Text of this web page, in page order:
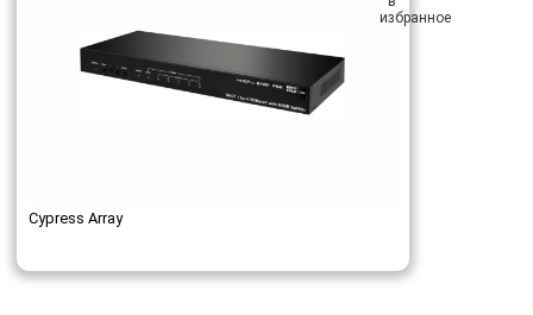
Cypress Array